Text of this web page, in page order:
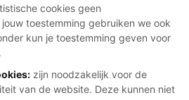
cookies geen
toestemming gebruiken we ook
kun je toestemming geven voor
zijn noodzakelijk voor de
van de website. Deze kunnen niet